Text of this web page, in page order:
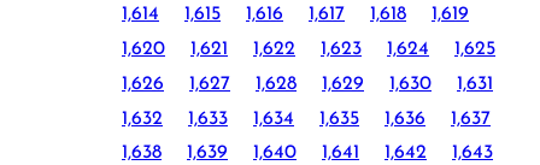
1,614
1,615 1,616 1,617 1,618
1,619
1,620
1,621 1,622 1,623 1,624
1,625
1,626
1,627 1,628 1,629 1,630
1,631
1,632
1,633 1,634 1,635 1,636
1,637
1,638
1,639 1,640 1,641 1,642
1,643